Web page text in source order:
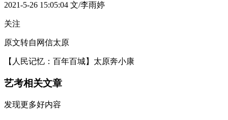
2021-5-26 15:05:04 文/李雨婷
关注
原文转自网信太原
【人民记忆：百年百城】太原奔小康
艺考相关文章
发现更多好内容